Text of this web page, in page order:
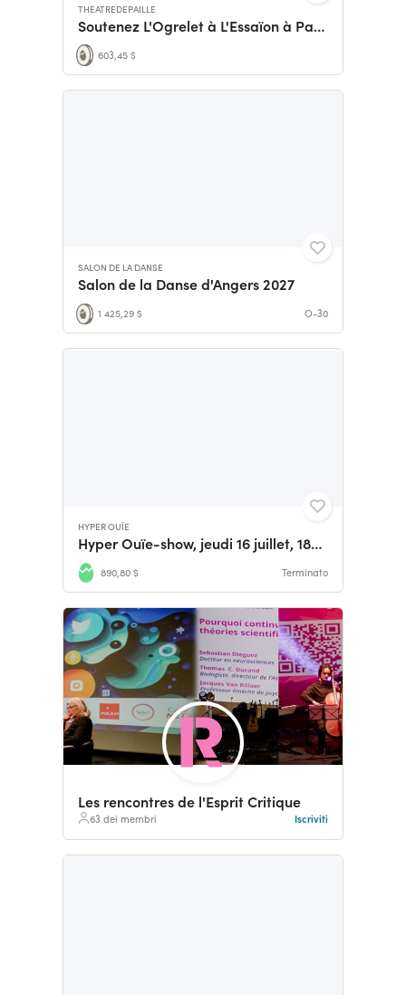
THEATREDEPAILLE
Soutenez L'Ogrelet à L'Essaïon à Paris !
603,45 $
SALON DE LA DANSE
Salon de la Danse d'Angers 2027
1 425,29 $ O-30
HYPER OUÏE
Hyper Ouïe-show, jeudi 16 juillet, 18h, Libre Usine, Nantes
890,80 $ Terminato
Les rencontres de l'Esprit Critique
63 dei membri Iscriviti